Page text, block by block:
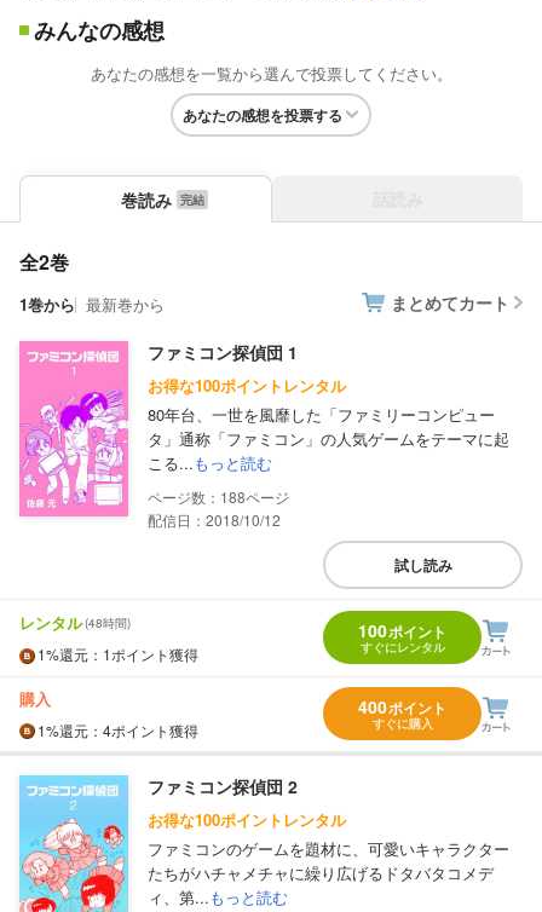
みんなの感想
あなたの感想を一覧から選んで投票してください。
あなたの感想を投票する
巻読み
全2巻
1巻から 最新巻から まとめてカート
ファミコン探偵団 1
お得な100ポイントレンタル
80年台、一世を風靡した「ファミリーコンピュー
タ」通称「ファミコン」の人気ゲームをテーマに起
こる...もっと読む
188
配信日：2018/10/12
試し読み
レンタル(48時間)
1%還元 ：1ポイント獲得
100ポイント
すぐにレンタル
購入
1%還元 ：4ポイント獲得
400ポイント
すぐに購入
ファミコン探偵団 2
お得な100ポイントレンタル
ファミコンのゲームを題材に、可愛いキャラクター
たちがハチャメチャに繰り広げるドタバタコメデ
ィ、第...もっと読む